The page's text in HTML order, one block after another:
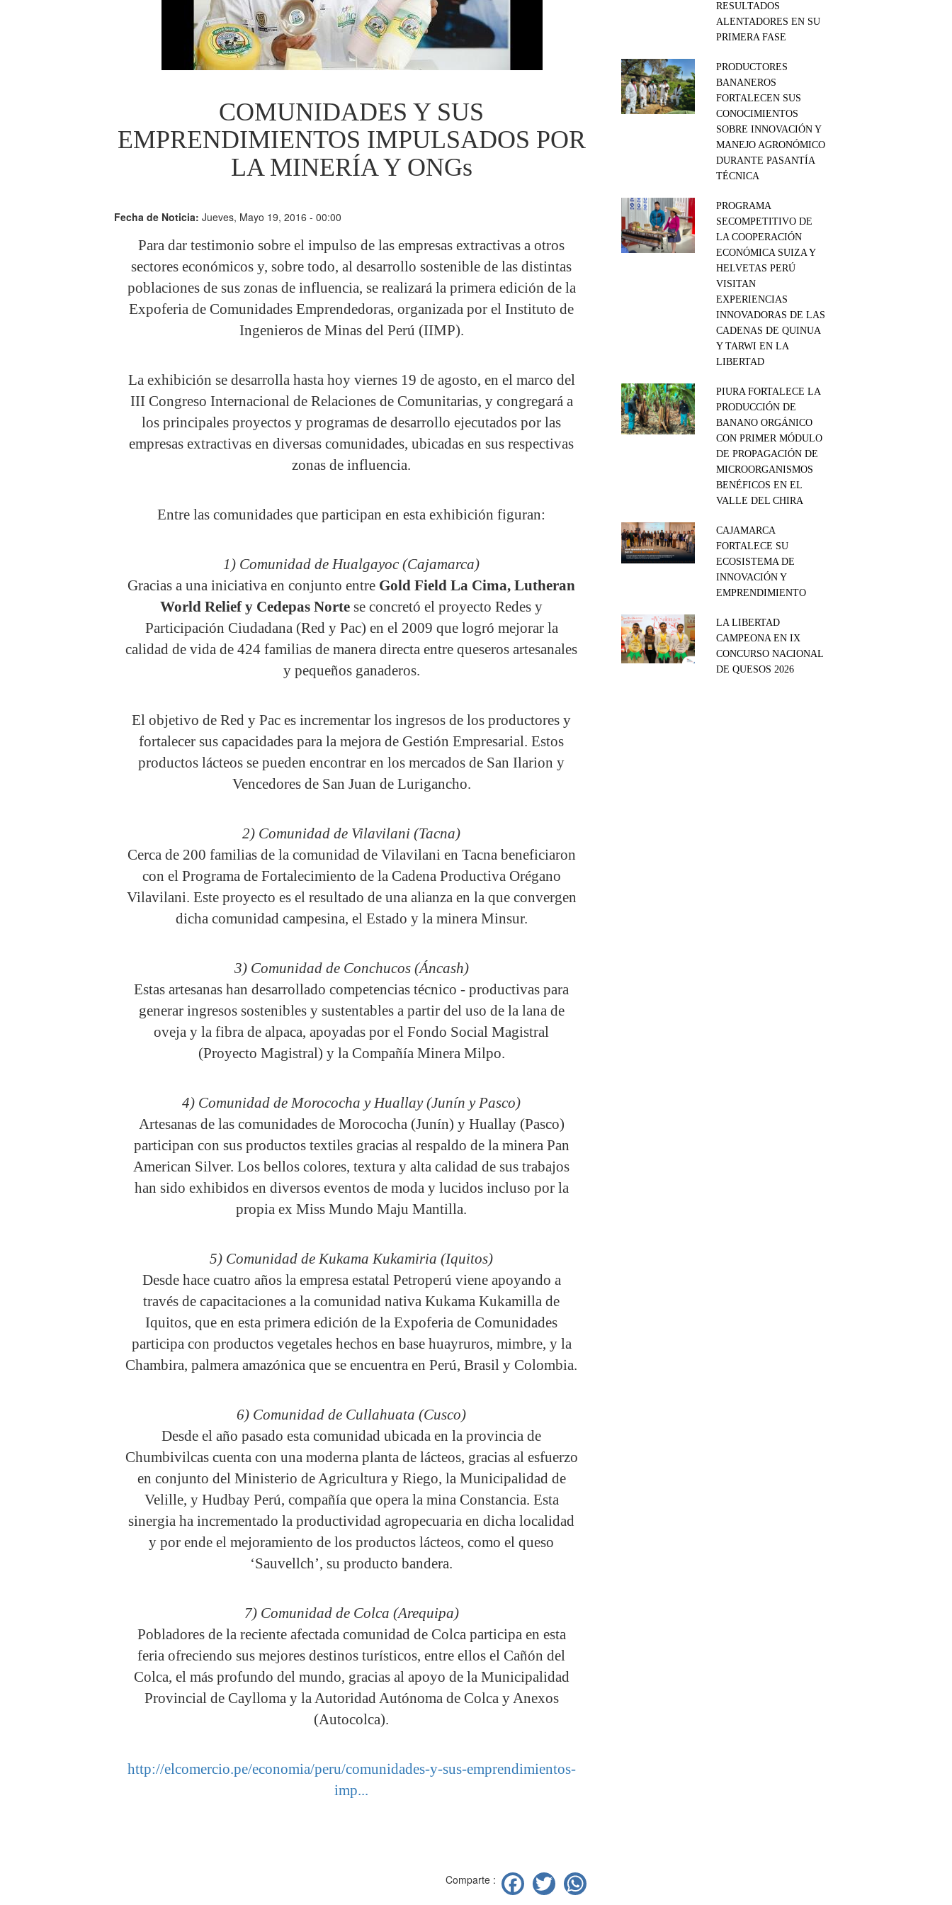
COMUNIDADES Y SUS
EMPRENDIMIENTOS IMPULSADOS POR
LA MINERÍA Y ONGs
Fecha de Noticia:Jueves, Mayo 19, 2016 - 00:00
Para dar testimonio sobre el impulso de las empresas extractivas a otros
sectores económicos y, sobre todo, al desarrollo sostenible de las distintas
poblaciones de sus zonas de influencia, se realizará la primera edición de la
Expoferia de Comunidades Emprendedoras, organizada por el Instituto de
Ingenieros de Minas del Perú (IIMP).
La exhibición se desarrolla hasta hoy viernes 19 de agosto, en el marco del
III Congreso Internacional de Relaciones de Comunitarias, y congregará a
los principales proyectos y programas de desarrollo ejecutados por las
empresas extractivas en diversas comunidades, ubicadas en sus respectivas
zonas de influencia.
Entre las comunidades que participan en esta exhibición figuran:
1) Comunidad de Hualgayoc (Cajamarca)
Gracias a una iniciativa en conjunto entre Gold Field La Cima, Lutheran
World Relief y Cedepas Norte se concretó el proyecto Redes y
Participación Ciudadana (Red y Pac) en el 2009 que logró mejorar la
calidad de vida de 424 familias de manera directa entre queseros artesanales
y pequeños ganaderos.
El objetivo de Red y Pac es incrementar los ingresos de los productores y
fortalecer sus capacidades para la mejora de Gestión Empresarial. Estos
productos lácteos se pueden encontrar en los mercados de San Ilarion y
Vencedores de San Juan de Lurigancho.
2) Comunidad de Vilavilani (Tacna)
Cerca de 200 familias de la comunidad de Vilavilani en Tacna beneficiaron
con el Programa de Fortalecimiento de la Cadena Productiva Orégano
Vilavilani. Este proyecto es el resultado de una alianza en la que convergen
dicha comunidad campesina, el Estado y la minera Minsur.
3) Comunidad de Conchucos (Áncash)
Estas artesanas han desarrollado competencias técnico - productivas para
generar ingresos sostenibles y sustentables a partir del uso de la lana de
oveja y la fibra de alpaca, apoyadas por el Fondo Social Magistral
(Proyecto Magistral) y la Compañía Minera Milpo.
4) Comunidad de Morococha y Huallay (Junín y Pasco)
Artesanas de las comunidades de Morococha (Junín) y Huallay (Pasco)
participan con sus productos textiles gracias al respaldo de la minera Pan
American Silver. Los bellos colores, textura y alta calidad de sus trabajos
han sido exhibidos en diversos eventos de moda y lucidos incluso por la
propia ex Miss Mundo Maju Mantilla.
5) Comunidad de Kukama Kukamiria (Iquitos)
Desde hace cuatro años la empresa estatal Petroperú viene apoyando a
través de capacitaciones a la comunidad nativa Kukama Kukamilla de
Iquitos, que en esta primera edición de la Expoferia de Comunidades
participa con productos vegetales hechos en base huayruros, mimbre, y la
Chambira, palmera amazónica que se encuentra en Perú, Brasil y Colombia.
6) Comunidad de Cullahuata (Cusco)
Desde el año pasado esta comunidad ubicada en la provincia de
Chumbivilcas cuenta con una moderna planta de lácteos, gracias al esfuerzo
en conjunto del Ministerio de Agricultura y Riego, la Municipalidad de
Velille, y Hudbay Perú, compañía que opera la mina Constancia. Esta
sinergia ha incrementado la productividad agropecuaria en dicha localidad
y por ende el mejoramiento de los productos lácteos, como el queso
‘Sauvellch’, su producto bandera.
7) Comunidad de Colca (Arequipa)
Pobladores de la reciente afectada comunidad de Colca participa en esta
feria ofreciendo sus mejores destinos turísticos, entre ellos el Cañón del
Colca, el más profundo del mundo, gracias al apoyo de la Municipalidad
Provincial de Caylloma y la Autoridad Autónoma de Colca y Anexos
(Autocolca).
http://elcomercio.pe/economia/peru/comunidades-y-sus-emprendimientos-
imp...
Comparte : Facebook
Twitter
RESULTADOS
ALENTADORES EN SU
PRIMERA FASE
PRODUCTORES
BANANEROS
FORTALECEN SUS
CONOCIMIENTOS
SOBRE INNOVACIÓN Y
MANEJO AGRONÓMICO
DURANTE PASANTÍA
TÉCNICA
PROGRAMA
SECOMPETITIVO DE
LA COOPERACIÓN
ECONÓMICA SUIZA Y
HELVETAS PERÚ
VISITAN
EXPERIENCIAS
INNOVADORAS DE LAS
CADENAS DE QUINUA
Y TARWI EN LA
LIBERTAD
PIURA FORTALECE LA
PRODUCCIÓN DE
BANANO ORGÁNICO
CON PRIMER MÓDULO
DE PROPAGACIÓN DE
MICROORGANISMOS
BENÉFICOS EN EL
VALLE DEL CHIRA
CAJAMARCA
FORTALECE SU
ECOSISTEMA DE
INNOVACIÓN Y
EMPRENDIMIENTO
LA LIBERTAD
CAMPEONA EN IX
CONCURSO NACIONAL
DE QUESOS 2026